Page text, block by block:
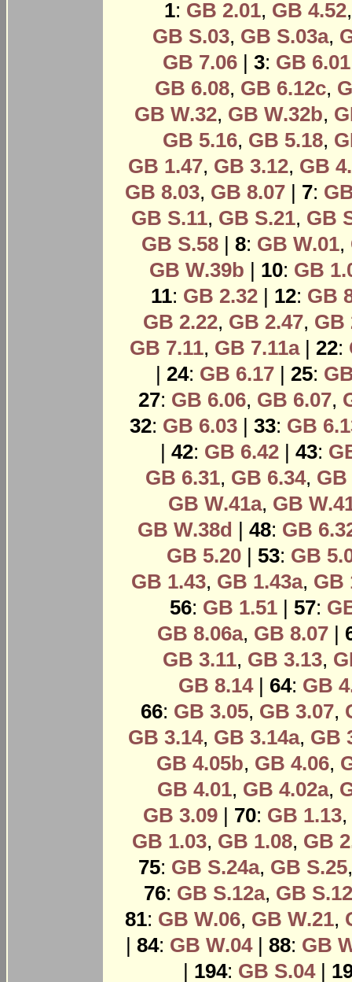
1: GB 2.01, GB 4.52
GB S.03, GB S.03a,
GB 7.06| 3: GB 6.01
GB 6.08, GB 6.12c,
GB W.32, GB W.32b,
GB 5.16, GB 5.18,
GB 1.47, GB 3.12, GB
GB 8.03, GB 8.07 | 7:
GB S.11, GB S.21, GB
GB S.58 | 8: GB W.01,
GB W.39b | 10: GB
11: GB 2.32 | 12: GB
GB 2.22, GB 2.47, GB
GB 7.11, GB 7.11a| 22:
| 24: GB 6.17 | 25:
27: GB 6.06, GB 6.07,
32: GB 6.03| 33: GB
| 42: GB 6.42| 43:
GB 6.31, GB 6.34, GB
GB W.41a, GB
GB W.38d | 48: GB
GB 5.20 | 53: GB
GB 1.43, GB 1.43a, GB
56: GB 1.51| 57:
GB 8.06a, GB 8.07|
GB 3.11, GB 3.13,
GB 8.14| 64: GB
66: GB 3.05, GB 3.07,
GB 3.14, GB 3.14a, GB
GB 4.05b, GB 4.06,
GB 4.01, GB 4.02a,
GB 3.09 | 70: GB 1.13,
GB 1.03, GB 1.08, GB
75: GB S.24a, GB S.25
76: GB S.12a, GB
81: GB W.06, GB W.21,
| 84: GB W.04| 88: GB
| 194: GB S.04|